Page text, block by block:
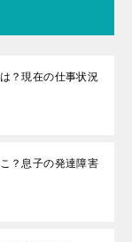
？現在の仕事状況
？息子の発達障害